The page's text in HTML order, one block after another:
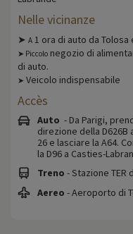
Nelle vicinanze
➤ A 1 ora di auto da Tolosa
➤ Piccolo negozio di
di auto.
➤ Veicolo indispensabile
Accès
Auto - Da Parigi,
direzione della
26 e lasciare la A64.
la D96 a Casties-
Treno - Stazione TER
Aereo - Aeroporto di